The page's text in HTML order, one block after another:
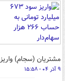
مشتریان (سجام)
۹ آذر ۰۴ - ۱۵:۵۸